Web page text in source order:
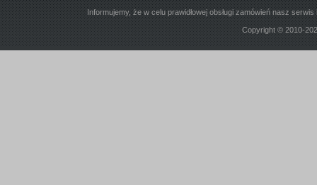
Informujemy, że w celu prawidłowej obsługi zamówień nasz
Copyright © 2010-